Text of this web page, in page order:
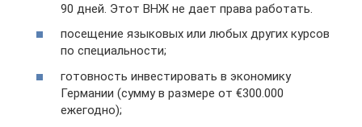
90 дней. Этот ВНЖ не дает права работать.
посещение языковых или любых других курсов
по специальности;
готовность инвестировать в экономику
Германии (сумму в размере от €300.000
ежегодно);